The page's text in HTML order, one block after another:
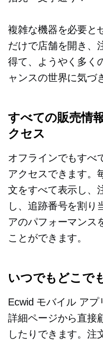
複雑な機器を必要と
だけで店舗を開き、
得て、ようやく多く
ャンスの世界に気づ
すべての販売情
クセス
オフラインでもすべ
アクセスできます。
文をすべて表示し、
し、追跡番号を割り
アのパフォーマンス
ことができます。
いつでもどこで
Ecwid モバイル ア
詳細ページから直接
したりできます。注